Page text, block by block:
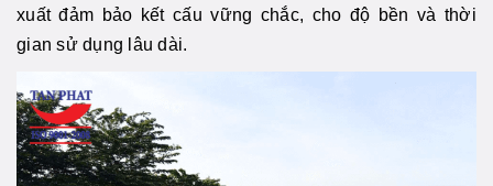
xuất đảm bảo kết cấu vững chắc, cho độ bền và thời
gian sử dụng lâu dài.